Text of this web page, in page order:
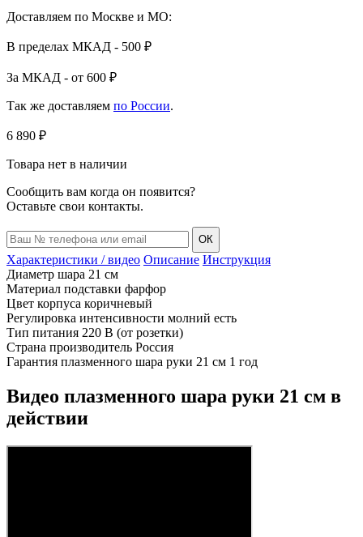
Доставляем по Москве и МО:
В пределах МКАД - 500 ₽
За МКАД - от 600 ₽
Так же доставляем по России.
6 890 ₽
Товара нет в наличии
Сообщить вам когда он появится?
Оставьте свои контакты.
ОК
Характеристики / видео Описание Инструкция
Диаметр шара 21 см
Материал подставки фарфор
Цвет корпуса коричневый
Регулировка интенсивности молний есть
Тип питания 220 В (от розетки)
Страна производитель Россия
Гарантия плазменного шара руки 21 см 1 год
Видео плазменного шара руки 21 см в
действии